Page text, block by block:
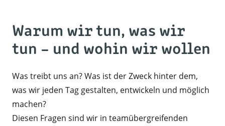
sein und mutig neue Wege zu gehen.
Warum wir tun, was wir
tun – und wohin wir wollen
Was treibt uns an? Was ist der Zweck hinter dem,
was wir jeden Tag gestalten, entwickeln und möglich
machen?
Diesen Fragen sind wir in teamübergreifenden